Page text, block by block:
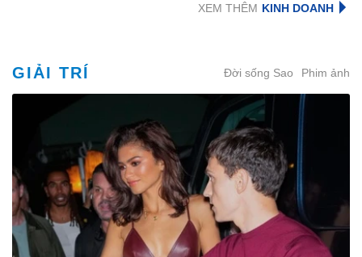
XEM THÊM
GIẢI TRÍ Đời sống Sao Phim ảnh